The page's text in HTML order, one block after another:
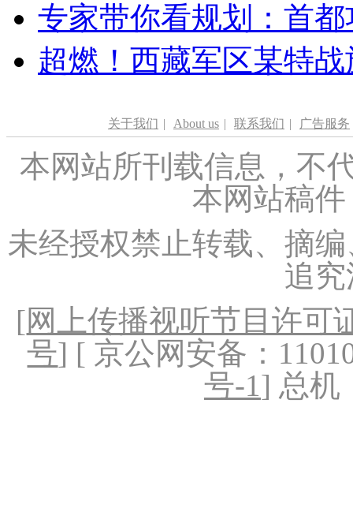
专家带你看规划：首
超燃！西藏军区某特
关于我们 | About us | 联系我们 | 广告服务
本网站所刊载信息，不
本网站稿
未经授权禁止转载、摘
追
[网上传播视听节目许可
号] [ 京公网安备：
号-1] 总机